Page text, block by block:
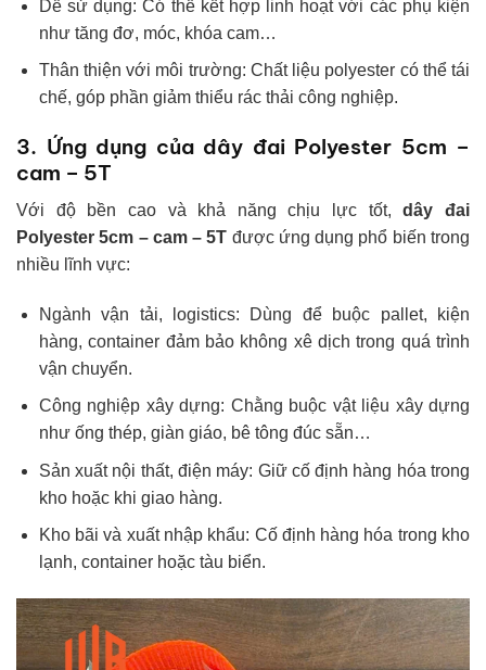
Dễ sử dụng: Có thể kết hợp linh hoạt với các phụ kiện
như tăng đơ, móc, khóa cam…
Thân thiện với môi trường: Chất liệu polyester có thể tái
chế, góp phần giảm thiểu rác thải công nghiệp.
3. Ứng dụng của dây đai Polyester 5cm –
cam – 5T
Với độ bền cao và khả năng chịu lực tốt, dây đai
Polyester 5cm – cam – 5T được ứng dụng phổ biến trong
nhiều lĩnh vực:
Ngành vận tải, logistics: Dùng để buộc pallet, kiện
hàng, container đảm bảo không xê dịch trong quá trình
vận chuyển.
Công nghiệp xây dựng: Chằng buộc vật liệu xây dựng
như ống thép, giàn giáo, bê tông đúc sẵn…
Sản xuất nội thất, điện máy: Giữ cố định hàng hóa trong
kho hoặc khi giao hàng.
Kho bãi và xuất nhập khẩu: Cố định hàng hóa trong kho
lạnh, container hoặc tàu biển.